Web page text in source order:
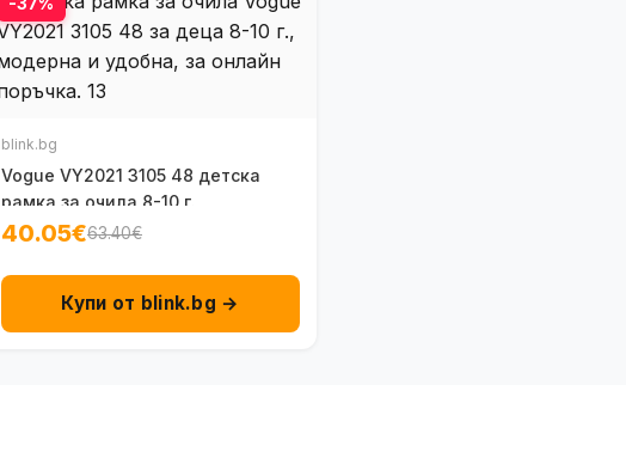
blink.bg
Vogue VY2021 3105 48 детска
рамка за очила 8-10 г.
40.05€63.40€
Купи от blink.bg →